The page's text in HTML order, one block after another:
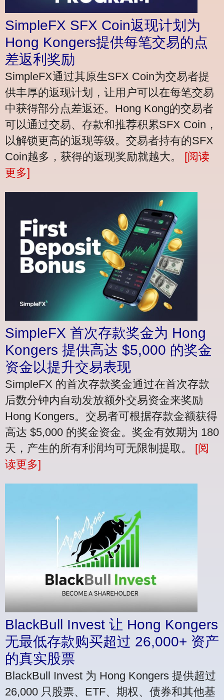
SimpleFX SFX Coin返现计划为
Hong Kongers提供每笔交易的点
差返利奖励
SimpleFX通过其原生SFX Coin为交易者提
供丰厚的返现计划，让用户可以在每笔交易
中获得部分点差返还。Hong Kong的交易者
可以通过交易、存款和推荐积累SFX Coin，
以解锁更高的返现等级。交易者持有的SFX
Coin越多，获得的返现奖励就越大。 [阅读
更多]
SimpleFX 首次存款奖金为 Hong
Kongers 提供高达 $5,000 的奖金
资金以提升交易表现
SimpleFX 的首次存款奖金通过在首次存款
后数分钟内自动发放额外交易资金来奖励
Hong Kongers。交易者可根据存款金额获得
高达 $5,000 的奖金资金。奖金有效期为 180
天，产生的所有利润均可无限制提取。 [阅
读更多]
BlackBull Invest 让 Hong Kongers
无最低存款购买超过 26,000+ 资产
的真实股票
BlackBull Invest 为 Hong Kongers 提供超过
26,000 只股票、ETF、期权、债券和其他基